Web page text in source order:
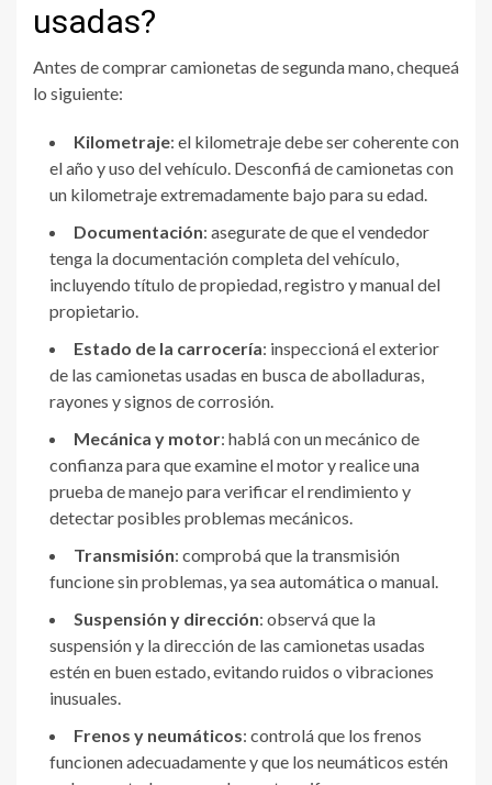
usadas?
Antes de comprar camionetas de segunda mano, chequeá
lo siguiente:
Kilometraje: el kilometraje debe ser coherente con
el año y uso del vehículo. Desconfiá de camionetas con
un kilometraje extremadamente bajo para su edad.
Documentación: asegurate de que el vendedor
tenga la documentación completa del vehículo,
incluyendo título de propiedad, registro y manual del
propietario.
Estado de la carrocería: inspeccioná el exterior
de las camionetas usadas en busca de abolladuras,
rayones y signos de corrosión.
Mecánica y motor: hablá con un mecánico de
confianza para que examine el motor y realice una
prueba de manejo para verificar el rendimiento y
detectar posibles problemas mecánicos.
Transmisión: comprobá que la transmisión
funcione sin problemas, ya sea automática o manual.
Suspensión y dirección: observá que la
suspensión y la dirección de las camionetas usadas
estén en buen estado, evitando ruidos o vibraciones
inusuales.
Frenos y neumáticos: controlá que los frenos
funcionen adecuadamente y que los neumáticos estén